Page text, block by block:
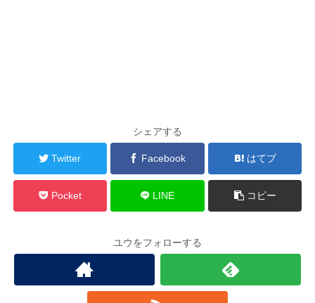
シェアする
Twitter Facebook はてブ
Pocket LINE コピー
ユウをフォローする